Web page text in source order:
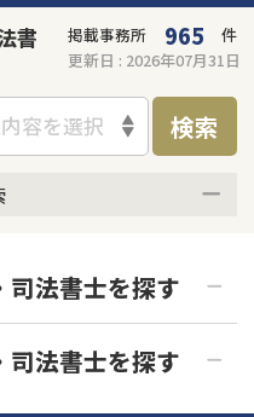
借金問題
書
掲載事務所 965
件
更新日 : 2026年07月31日
容を選択 検索
土日祝の相談可能
司法書士を探す
司法書士を探す